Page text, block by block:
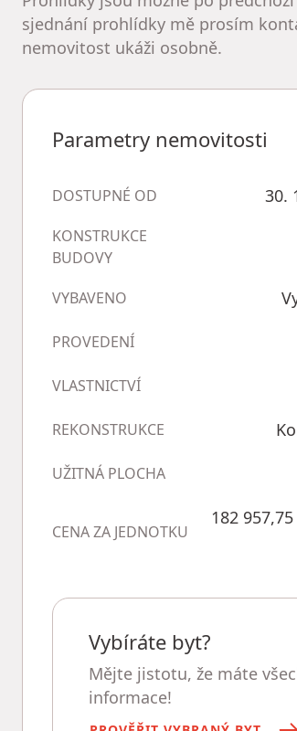
sjednání prohlídky mě prosím
nemovitost ukáži osobně.
Parametry nemovitosti
DOSTUPNÉ OD 30.
KONSTRUKCE
BUDOVY
VYBAVENO
PROVEDENÍ
VLASTNICTVÍ
REKONSTRUKCE
UŽITNÁ PLOCHA
CENA ZA JEDNOTKU
182 957,75
Vybíráte byt?
Mějte jistotu, že máte
informace!